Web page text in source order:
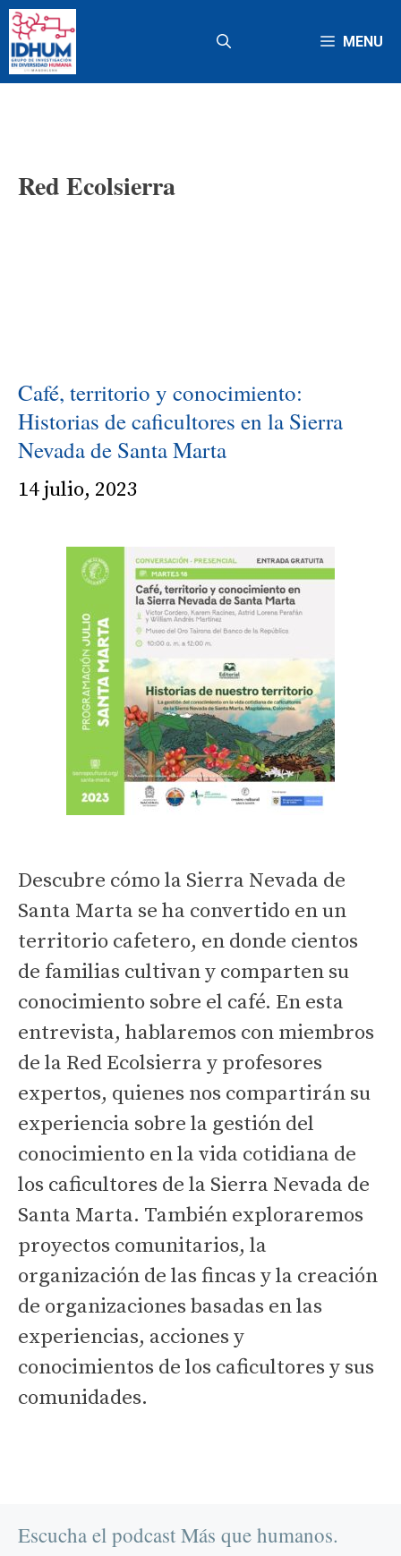
Saltar
al
contenido
MENU
Red Ecolsierra
Café, territorio y conocimiento:
Historias de caficultores en la Sierra
Nevada de Santa Marta
14 julio, 2023
Descubre cómo la Sierra Nevada de
Santa Marta se ha convertido en un
territorio cafetero, en donde cientos
de familias cultivan y comparten su
conocimiento sobre el café. En esta
entrevista, hablaremos con miembros
de la Red Ecolsierra y profesores
expertos, quienes nos compartirán su
experiencia sobre la gestión del
conocimiento en la vida cotidiana de
los caficultores de la Sierra Nevada de
Santa Marta. También exploraremos
proyectos comunitarios, la
organización de las fincas y la creación
de organizaciones basadas en las
experiencias, acciones y
conocimientos de los caficultores y sus
comunidades.
Escucha el podcast Más que humanos.